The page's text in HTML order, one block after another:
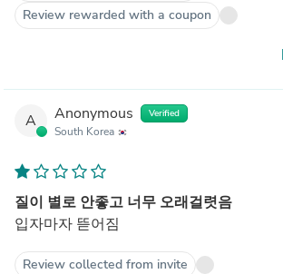
Review rewarded with a coupon
A Anonymous Verified
South Korea
질이 별로 안좋고 너무 오래걸렷음
입자마자 뜯어짐
Review collected from invite